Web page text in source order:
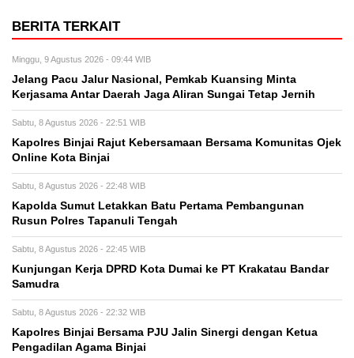
BERITA TERKAIT
Minggu, 9 Agustus 2026 - 09:44 WIB
Jelang Pacu Jalur Nasional, Pemkab Kuansing Minta
Kerjasama Antar Daerah Jaga Aliran Sungai Tetap Jernih
Sabtu, 8 Agustus 2026 - 22:51 WIB
Kapolres Binjai Rajut Kebersamaan Bersama Komunitas Ojek
Online Kota Binjai
Sabtu, 8 Agustus 2026 - 22:48 WIB
Kapolda Sumut Letakkan Batu Pertama Pembangunan
Rusun Polres Tapanuli Tengah
Sabtu, 8 Agustus 2026 - 22:45 WIB
Kunjungan Kerja DPRD Kota Dumai ke PT Krakatau Bandar
Samudra
Sabtu, 8 Agustus 2026 - 22:32 WIB
Kapolres Binjai Bersama PJU Jalin Sinergi dengan Ketua
Pengadilan Agama Binjai